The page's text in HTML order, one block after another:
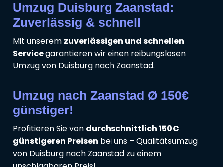
Umzug Duisburg Zaanstad:
Zuverlässig & schnell
Mit unserem zuverlässigen und schnellen
Servicegarantieren wir einen reibungslosen
Umzug von Duisburg nach Zaanstad.
Umzug nach Zaanstad Ø 150€
günstiger!
Profitieren Sie von durchschnittlich 150€
günstigeren Preisen bei uns – Qualitätsumzug
von Duisburg nach Zaanstad zu einem